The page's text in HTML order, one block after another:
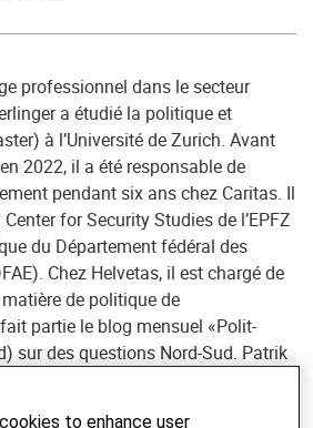
professionnel dans le secteur
a étudié la politique et
à l’Université de Zurich. Avant
2022, il a été responsable de
pendant six ans chez Caritas. Il
for Security Studies de l’EPFZ
du Département fédéral des
Chez Helvetas, il est chargé de
de politique de
partie le blog mensuel «Polit-
sur des questions Nord-Sud. Patrik
to enhance user